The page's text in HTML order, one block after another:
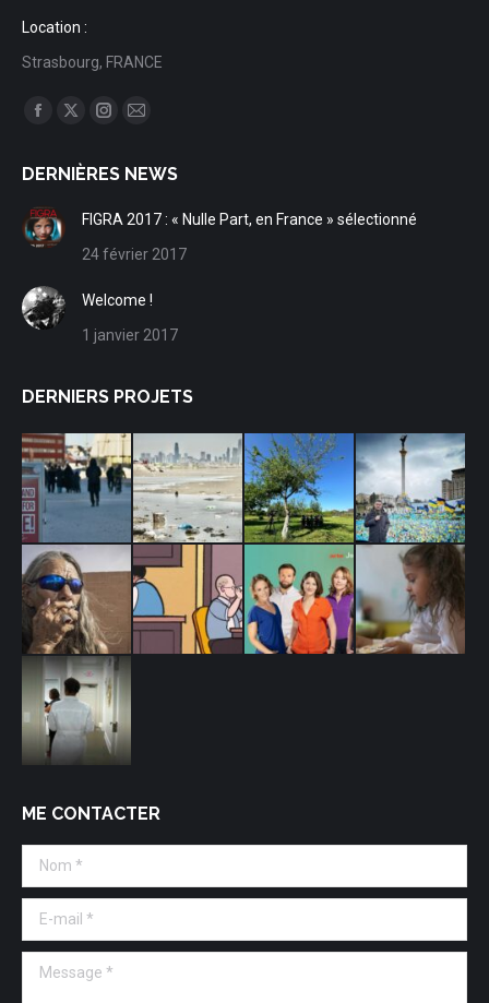
Location :
Strasbourg, FRANCE
Trouvez nous sur :
Facebook
opens
in
new
window
X
opens
window
Instagram
opens
window
Mail
opens
window
DERNIÈRES NEWS
FIGRA 2017 : « Nulle Part, en France » sélectionné
24 février 2017
Welcome !
1 janvier 2017
DERNIERS PROJETS
ME CONTACTER
Nom *
E-mail *
Message *